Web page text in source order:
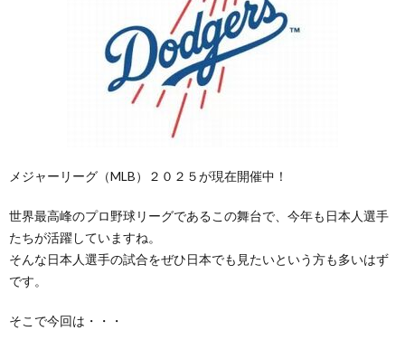
メジャーリーグ（MLB）２０２５が現在開催中！
世界最高峰のプロ野球リーグであるこの舞台で、今年も日本人選手
たちが活躍していますね。
そんな日本人選手の試合をぜひ日本でも見たいという方も多いはず
です。
そこで今回は・・・